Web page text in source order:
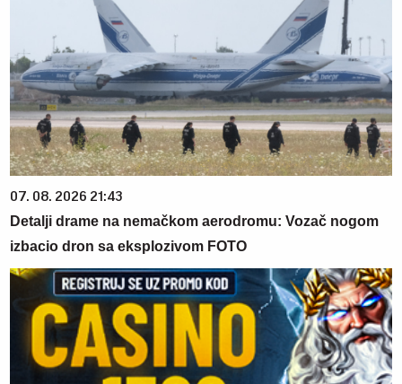
07. 08. 2026 21:43
Detalji drame na nemačkom aerodromu: Vozač nogom
izbacio dron sa eksplozivom FOTO